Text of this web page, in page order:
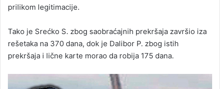
prilikom legitimacije.
Tako je Srećko S. zbog saobraćajnih prekršaja završio iza
rešetaka na 370 dana, dok je Dalibor P. zbog istih
prekršaja i lične karte morao da robija 175 dana.